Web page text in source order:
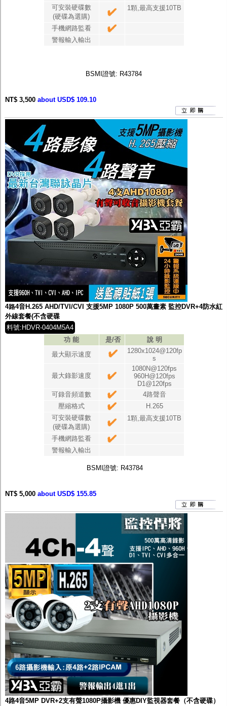
可安裝硬碟數
(硬碟為選購)
1顆,最高支援10TB
手機網路監看
警報輸入輸出
BSMI證號: R43784
NT$ 3,500 about USD$ 109.10
4路4音H.265 AHD/TVI/CVI 支援5MP 1080P 500萬畫素 監控DVR+4防水紅
外線套餐(不含硬碟
料號:HDVR-0404M5A4
功 能
是/否
說 明
最大顯示速度
1280x1024@120fp
s
最大錄影速度
1080N@120fps
960H@120fps
D1@120fps
可錄音頻道數
4路聲音
壓縮格式
H.265
可安裝硬碟數
(硬碟為選購)
1顆,最高支援10TB
手機網路監看
警報輸入輸出
BSMI證號: R43784
NT$ 5,000 about USD$ 155.85
4路4音5MP DVR+2支有聲1080P攝影機 優惠DIY監視器套餐（不含硬碟）